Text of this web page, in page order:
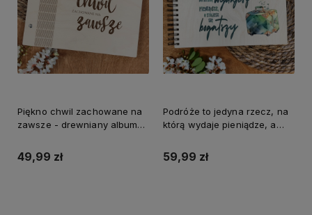
Piękno chwil zachowane na
zawsze - drewniany album
49,99 zł
Podróże to jedyna rzecz, na
którą wydaje pieniądze, a
drewniany album
59,99 zł